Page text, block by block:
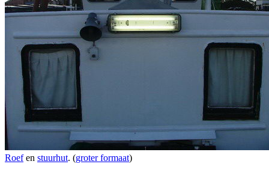
Roefen stuurhut. (groter formaat)